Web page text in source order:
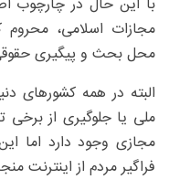
مجازات اسلامی،
محل بحث و پیگیری
البته در همه کشورهای
ملی یا جلوگیری از برخی
مجازی وجود دارد اما
فراگیر مردم از اینترنت